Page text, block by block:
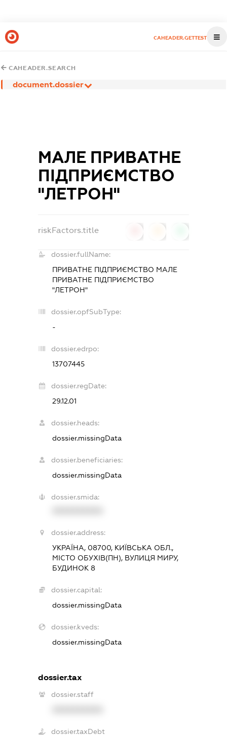
CAHEADER.GETTEST
CAHEADER.SEARCH
document.dossier
МАЛЕ ПРИВАТНЕ
ПІДПРИЄМСТВО
"ЛЕТРОН"
riskFactors.title
dossier.fullName:
ПРИВАТНЕ ПІДПРИЄМСТВО МАЛЕ
ПРИВАТНЕ ПІДПРИЄМСТВО
"ЛЕТРОН"
dossier.opfSubType:
-
dossier.edrpo:
13707445
dossier.regDate:
29.12.01
dossier.heads:
dossier.missingData
dossier.beneficiaries:
dossier.missingData
dossier.smida:
dossier.address:
УКРАЇНА, 08700, КИЇВСЬКА ОБЛ.,
МІСТО ОБУХІВ(ПН), ВУЛИЦЯ МИРУ,
БУДИНОК 8
dossier.capital:
dossier.missingData
dossier.kveds:
dossier.missingData
dossier.tax
dossier.staff
dossier.taxDebt